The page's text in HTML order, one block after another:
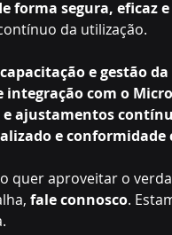
forma segura, eficaz
da utilização.
e gestão
integração com o
ajustamentos
e conformidade
quer aproveitar o
fale connosco.